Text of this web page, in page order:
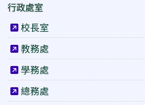
行政處室
校長室
教務處
學務處
總務處